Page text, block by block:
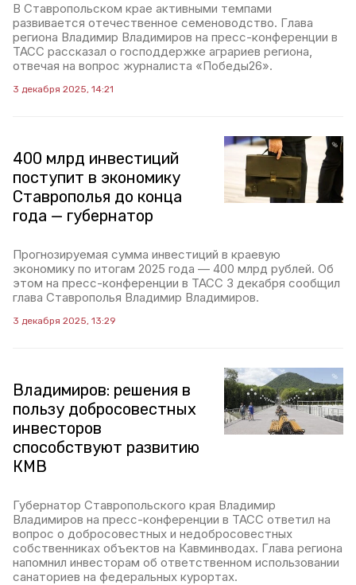
В Ставропольском крае активными темпами
развивается отечественное семеноводство. Глава
региона Владимир Владимиров на пресс-конференции в
ТАСС рассказал о господдержке аграриев региона,
отвечая на вопрос журналиста «Победы26».
3 декабря 2025, 14:21
400 млрд инвестиций
поступит в экономику
Ставрополья до конца
года — губернатор
Прогнозируемая сумма инвестиций в краевую
экономику по итогам 2025 года — 400 млрд рублей. Об
этом на пресс-конференции в ТАСС 3 декабря сообщил
глава Ставрополья Владимир Владимиров.
3 декабря 2025, 13:29
Владимиров: решения в
пользу добросовестных
инвесторов
способствуют развитию
КМВ
Губернатор Ставропольского края Владимир
Владимиров на пресс-конференции в ТАСС ответил на
вопрос о добросовестных и недобросовестных
собственниках объектов на Кавминводах. Глава региона
напомнил инвесторам об ответственном использовании
санаториев на федеральных курортах.